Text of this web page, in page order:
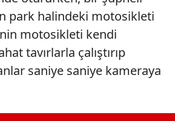
park halindeki motosikleti
motosikleti kendi
tavırlarla çalıştırıp
saniye saniye kameraya